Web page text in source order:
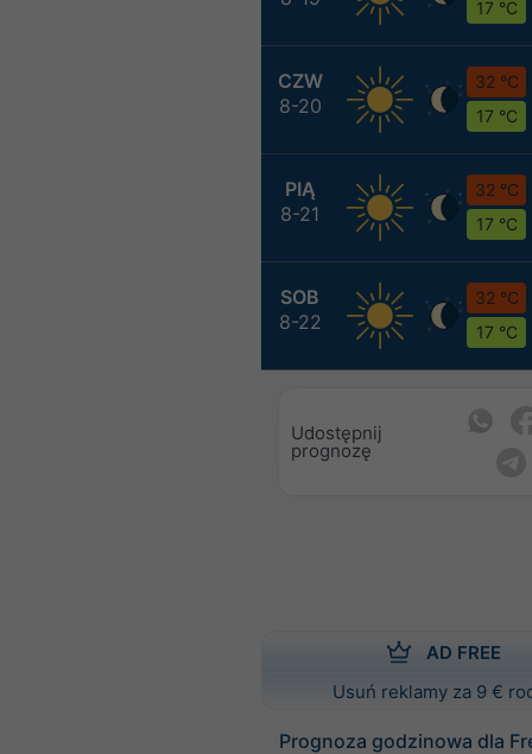
17 °C
CZW
8-20
32 °C
17 °C
PIĄ
8-21
32 °C
17 °C
SOB
8-22
32 °C
17 °C
Udostępnij
prognozę
AD FREE
Usuń reklamy za 9 €
Prognoza godzinowa dla